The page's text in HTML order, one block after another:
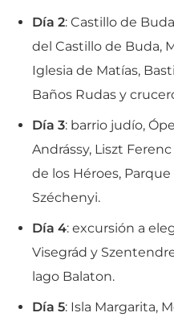
Día 2: Castillo de
del Castillo de Buda,
Iglesia de Matías,
Baños Rudas y
Día 3: barrio judío,
Andrássy, Liszt
de los Héroes,
Széchenyi.
Día 4: excursión a
Visegrád y
lago Balaton.
Día 5: Isla Margarita,